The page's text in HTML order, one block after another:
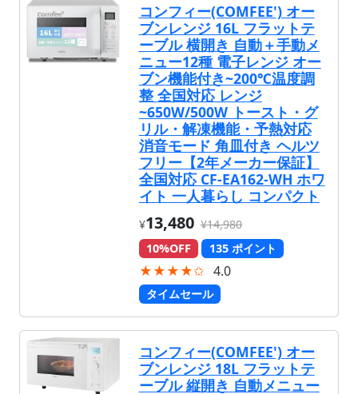
コンフィー(COMFEE') オー
ブンレンジ 16L フラットテ
ーブル 横開き 自動＋手動メ
ニュー12種 電子レンジ オー
ブン機能付き~200℃温度調
整 全国対応 レンジ
~650W/500W トースト・グ
リル・解凍機能・予熱対応
消音モード 角皿付き ヘルツ
フリー【2年メーカー保証】
全国対応 CF-EA162-WH ホワ
イト 一人暮らし コンパクト
¥13,480 ¥14,980
10%OFF
135 ポイント
★★★★✩ 4.0
タイムセール
コンフィー(COMFEE') オー
ブンレンジ 18L フラットテ
ーブル 縦開き 自動メニュー